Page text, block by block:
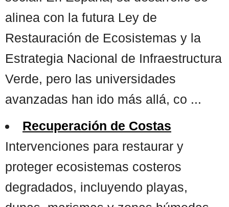
alinea con la futura Ley de
Restauración de Ecosistemas y la
Estrategia Nacional de Infraestructura
Verde, pero las universidades
avanzadas han ido más allá, co ...
Recuperación de Costas
Intervenciones para restaurar y
proteger ecosistemas costeros
degradados, incluyendo playas,